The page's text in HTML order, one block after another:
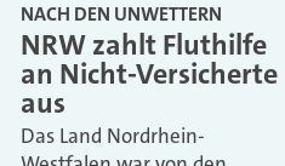
NACH DEN UNWETTERN
NRW zahlt Fluthilfe
an Nicht-Versicherte
aus
Das Land Nordrhein-